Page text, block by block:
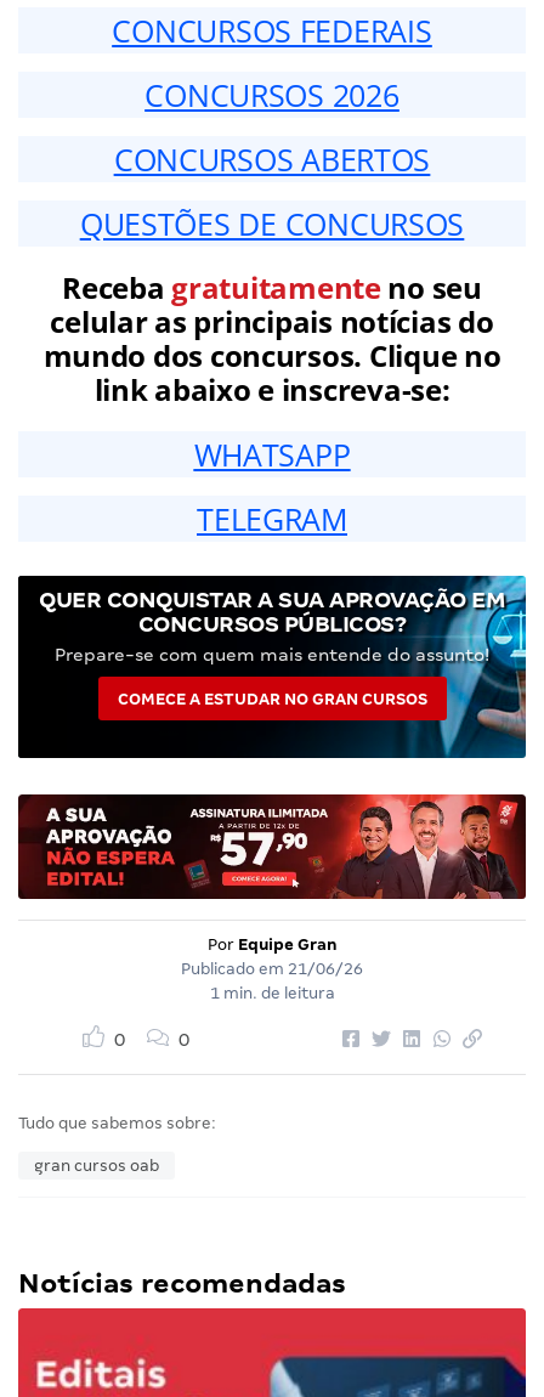
CONCURSOS FEDERAIS
CONCURSOS 2026
CONCURSOS ABERTOS
QUESTÕES DE CONCURSOS
Receba gratuitamenteno seu
celular as principais notícias do
mundo dos concursos. Clique no
link abaixo e inscreva-se:
WHATSAPP
TELEGRAM
QUER CONQUISTAR A SUA APROVAÇÃO EM
CONCURSOS PÚBLICOS?
Prepare-se com quem mais entende do assunto!
COMECE A ESTUDAR NO GRAN CURSOS
Por Equipe Gran
Publicado em 21/06/26
1 min. de leitura
0 0
Tudo que sabemos sobre:
gran cursos oab
Notícias recomendadas